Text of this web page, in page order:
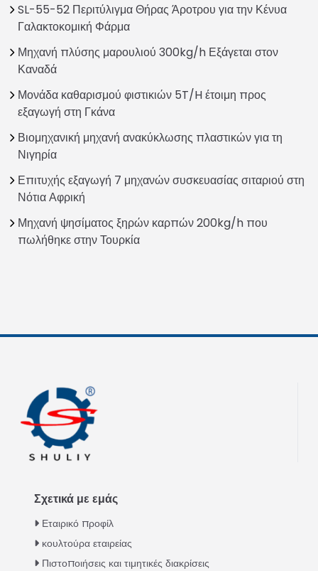
SL-55-52 Περιτύλιγμα Θήρας Άροτρου για την Κένυα
Γαλακτοκομική Φάρμα
Μηχανή πλύσης μαρουλιού 300kg/h Εξάγεται στον
Καναδά
Μονάδα καθαρισμού φιστικιών 5T/H έτοιμη προς
εξαγωγή στη Γκάνα
Βιομηχανική μηχανή ανακύκλωσης πλαστικών για τη
Νιγηρία
Επιτυχής εξαγωγή 7 μηχανών συσκευασίας σιταριού στη
Νότια Αφρική
Μηχανή ψησίματος ξηρών καρπών 200kg/h που
πωλήθηκε στην Τουρκία
Σχετικά με εμάς
Εταιρικό προφίλ
κουλτούρα εταιρείας
Πιστοποιήσεις και τιμητικές διακρίσεις